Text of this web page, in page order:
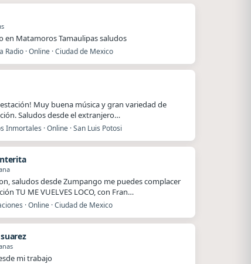
en Matamoros Tamaulipas saludos
Radio · Online · Ciudad de Mexico
Muy buena música y gran variedad de
Saludos desde el extranjero…
Inmortales · Online · San Luis Potosi
saludos desde Zumpango me puedes complacer
TU ME VUELVES LOCO, con Fran…
· Online · Ciudad de Mexico
mi trabajo